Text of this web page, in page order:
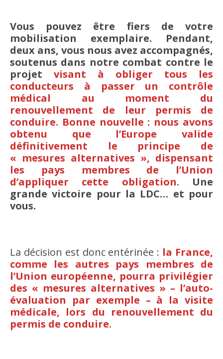
Vous pouvez être fiers de votre
mobilisation exemplaire. Pendant,
deux ans, vous nous avez accompagnés,
soutenus dans notre combat contre le
projet visant à obliger tous les
conducteurs à passer un contrôle
médical au moment du
renouvellement de leur permis de
conduire. Bonne nouvelle : nous avons
obtenu que l’Europe valide
définitivement le principe de
« mesures alternatives », dispensant
les pays membres de l’Union
d’appliquer cette obligation. Une
grande victoire pour la LDC… et pour
vous.
La décision est donc entérinée : la France,
comme les autres pays membres de
l’Union européenne, pourra privilégier
des « mesures alternatives » – l’auto-
évaluation par exemple – à la visite
médicale, lors du renouvellement du
permis de conduire.